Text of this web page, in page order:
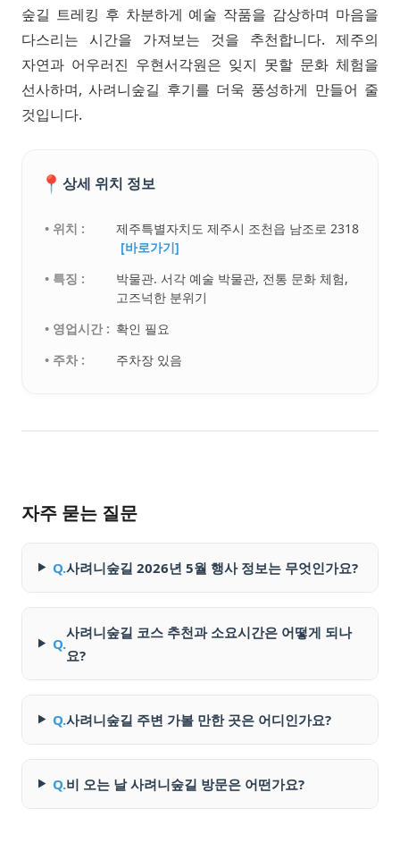
숲길 트레킹 후 차분하게 예술 작품을 감상하며 마음을
다스리는 시간을 가져보는 것을 추천합니다. 제주의
자연과 어우러진 우현서각원은 잊지 못할 문화 체험을
선사하며, 사려니숲길 후기를 더욱 풍성하게 만들어 줄
것입니다.
📍 상세 위치 정보
• 위치 :
제주특별자치도 제주시 조천읍 남조로 2318
[바로가기]
• 특징 :
박물관. 서각 예술 박물관, 전통 문화 체험,
고즈넉한 분위기
• 영업시간 : 확인 필요
• 주차 :
주차장 있음
자주 묻는 질문
Q.사려니숲길 2026년 5월 행사 정보는 무엇인가요?
Q.
사려니숲길 코스 추천과 소요시간은 어떻게 되나
요?
Q.사려니숲길 주변 가볼 만한 곳은 어디인가요?
Q.비 오는 날 사려니숲길 방문은 어떤가요?